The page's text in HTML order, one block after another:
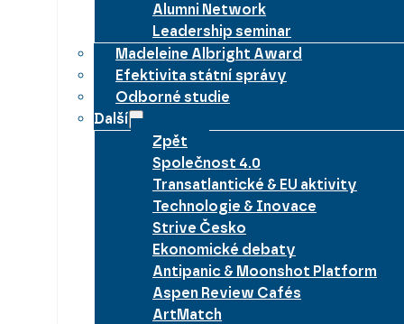
Alumni Network
Leadership seminar
Madeleine Albright Award
Efektivita státní správy
Odborné studie
Další
Zpět
Společnost 4.0
Transatlantické & EU aktivity
Technologie & Inovace
Strive Česko
Ekonomické debaty
Antipanic & Moonshot Platform
Aspen Review Cafés
ArtMatch